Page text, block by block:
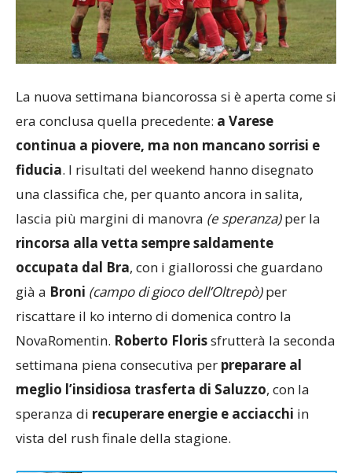
La nuova settimana biancorossa si è aperta come si
era conclusa quella precedente: a Varese
continua a piovere, ma non mancano sorrisi e
fiducia. I risultati del weekend hanno disegnato
una classifica che, per quanto ancora in salita,
lascia più margini di manovra (e speranza)per la
rincorsa alla vetta sempre saldamente
occupata dal Bra, con i giallorossi che guardano
già a Broni (campo di gioco dell’Oltrepò)per
riscattare il ko interno di domenica contro la
NovaRomentin. Roberto Florissfrutterà la seconda
settimana piena consecutiva per preparare al
meglio l’insidiosa trasferta di Saluzzo, con la
speranza di recuperare energie e acciacchi in
vista del rush finale della stagione.